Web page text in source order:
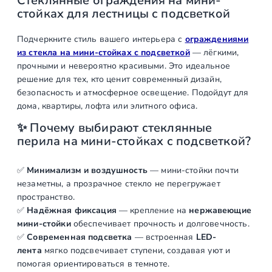
с
п
д
с
в
е
т
к
о
й
стойках для лестницы с подсветкой
Подчеркните стиль вашего интерьера с ограждениями
из стекла на мини-стойках с подсветкой— лёгкими,
прочными и невероятно красивыми. Это идеальное
решение для тех, кто ценит современный дизайн,
безопасность и атмосферное освещение. Подойдут для
дома, квартиры, лофта или элитного офиса.
✨ Почему выбирают стеклянные
перила на мини-стойках с подсветкой?
✅ Минимализм и воздушность— мини-стойки почти
незаметны, а прозрачное стекло не перегружает
пространство.
✅ Надёжная фиксация — крепление на нержавеющие
мини-стойкиобеспечивает прочность и долговечность.
✅Современная подсветка — встроенная LED-
лента мягко подсвечивает ступени, создавая уют и
помогая ориентироваться в темноте.